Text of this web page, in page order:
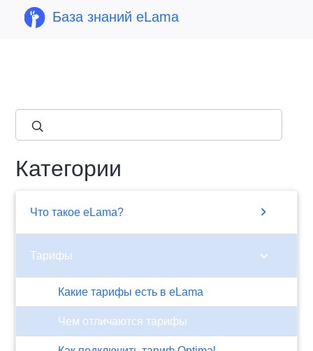
База знаний eLama
Категории
Что такое eLama? chevron_right
Тарифы chevron_right
​Какие тарифы есть в eLama
Чем отличаются тарифы